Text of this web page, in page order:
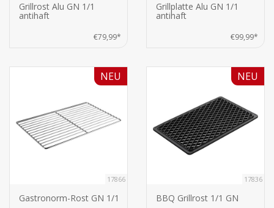
Grillrost Alu GN 1/1
antihaft
€79,99*
Grillplatte Alu GN 1/1
antihaft
€99,99*
17866
Gastronorm-Rost GN 1/1
NEU
17836
BBQ Grillrost 1/1 GN
NEU